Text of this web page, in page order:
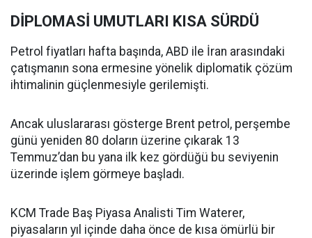
DİPLOMASİ UMUTLARI KISA SÜRDÜ
Petrol fiyatları hafta başında, ABD ile İran arasındaki
çatışmanın sona ermesine yönelik diplomatik çözüm
ihtimalinin güçlenmesiyle gerilemişti.
Ancak uluslararası gösterge Brent petrol, perşembe
günü yeniden 80 doların üzerine çıkarak 13
Temmuz’dan bu yana ilk kez gördüğü bu seviyenin
üzerinde işlem görmeye başladı.
KCM Trade Baş Piyasa Analisti Tim Waterer,
piyasaların yıl içinde daha önce de kısa ömürlü bir